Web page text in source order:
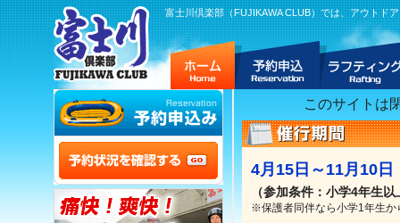
富士川倶楽部（FUJIKAWA CLUB）では、アウトド
このサイトは
4月15日～11月10日
（参加条件：小学4年生
※保護者同伴なら小学1年生か